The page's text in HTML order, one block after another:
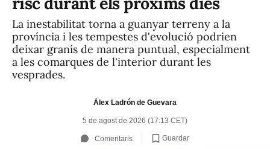
La inestabilitat torna a guanyar terreny a la
província i les tempestes d'evolució podrien
deixar granís de manera puntual, especialment
a les comarques de l'interior durant les
vesprades.
Álex Ladrón de Guevara
5 de agost de 2026 (17:13 CET)
Comentaris Guardar